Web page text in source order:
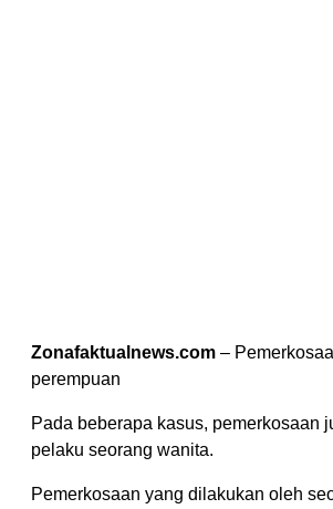
Zonafaktualnews.com –
perempuan
Pada beberapa kasus, pemerkosaan
pelaku seorang wanita.
Pemerkosaan yang dilakukan oleh